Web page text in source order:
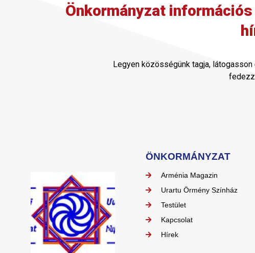
Önkormányzat információs
Legyen közösségünk tagja,
ÖNKORMÁNYZAT
Arménia Magazin
Urartu Örmény Színház
Testület
Kapcsolat
Hírek